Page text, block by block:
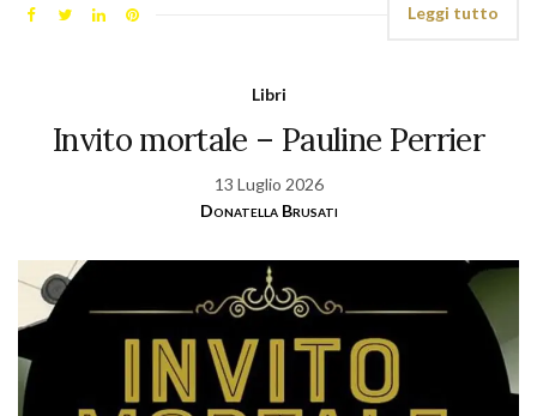
Leggi tutto
Libri
Invito mortale – Pauline Perrier
13 Luglio 2026
Donatella Brusati